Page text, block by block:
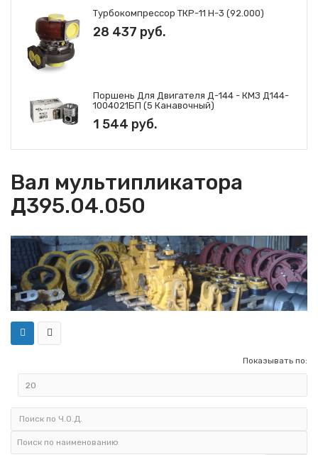
Установка сервомеханизма
Д395В.10.03.000
Цапфа ДЗ-98.10.06.100-1 полумуфта
ДЗ-98А.10.06.183
Шестерня ДЗ-98.10.06.141 шестерня
Д395В.10.06.029
Турбокомпрессор ТКР-11 Н-3 (92.000)
28 437 руб.
Поршень Для Двигателя Д-144 - КМЗ Д144-
1004021БП (5 Канавочный)
1 544 руб.
Вал мультипликатора
Д395.04.050
Показывать по: